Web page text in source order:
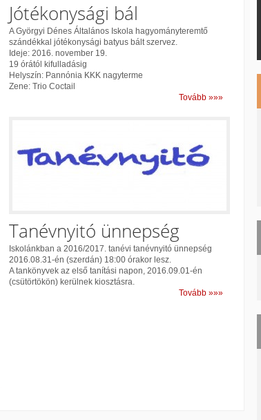
Jótékonysági bál
A Györgyi Dénes Általános Iskola hagyományteremtő
szándékkal jótékonysági batyus bált szervez.
Ideje: 2016. november 19.
19 órától kifulladásig
Helyszín: Pannónia KKK nagyterme
Zene: Trio Coctail
Tovább »»»
Tanévnyitó ünnepség
Iskolánkban a 2016/2017. tanévi tanévnyitó ünnepség
2016.08.31-én (szerdán) 18:00 órakor lesz.
A tankönyvek az első tanítási napon, 2016.09.01-én
(csütörtökön) kerülnek kiosztásra.
Tovább »»»